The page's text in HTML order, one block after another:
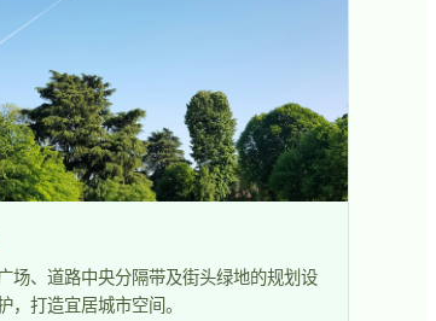
场、道路中央分隔带及街头绿地的规划设
，打造宜居城市空间。